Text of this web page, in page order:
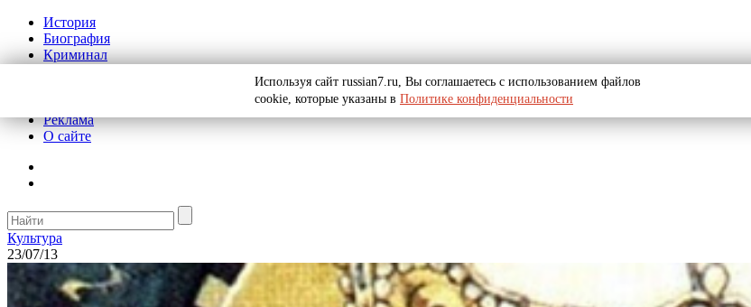
История
Биография
Криминал
Реклама
О сайте
Культура
23/07/13
Используя сайт russian7.ru, Вы соглашаетесь с использованием файлов
cookie, которые указаны в Политике конфиденциальности